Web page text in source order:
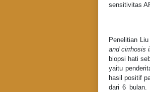
sensitivitas
Penelitian
and cirrhosis
biopsi hati
yaitu
hasil positif
dari 6 bulan.